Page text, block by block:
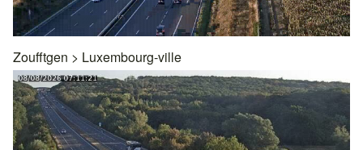
Zoufftgen > Luxembourg-ville